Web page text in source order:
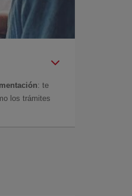
: te
los trámites